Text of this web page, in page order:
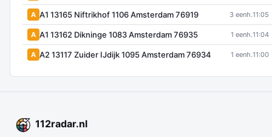
A A1 13165 Niftrikhof 1106 Amsterdam 76919 3 eenh.11:05
A A1 13162 Dikninge 1083 Amsterdam 76935 1 eenh.11:04
A A2 13117 Zuider IJdijk 1095 Amsterdam 76934 1 eenh.11:00
112radar.nl